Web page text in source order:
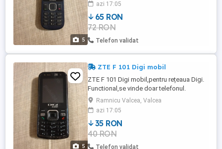
5
azi 17:05
65 RON
72 RON
Telefon validat
5
ZTE F 101 Digi mobil
ZTE F 101 Digi mobil,pentru rețeaua Digi.
Functional,se vinde doar telefonul.
Ramnicu Valcea, Valcea
azi 17:05
35 RON
40 RON
Telefon validat